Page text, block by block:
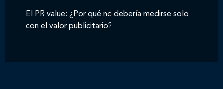
El PR value: ¿Por qué no debería medirse solo
con el valor publicitario?